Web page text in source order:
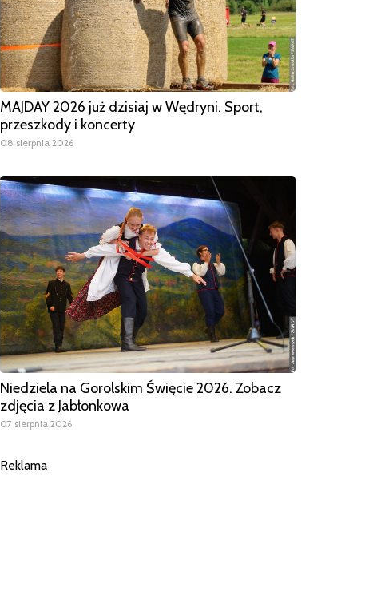
MAJDAY 2026 już dzisiaj w Wędryni. Sport,
przeszkody i koncerty
08 sierpnia 2026
Niedziela na Gorolskim Święcie 2026. Zobacz
zdjęcia z Jabłonkowa
07 sierpnia 2026
Reklama